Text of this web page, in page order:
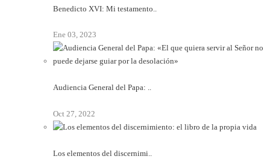
Benedicto XVI: Mi testamento..
Ene 03, 2023
Audiencia General del Papa: ..
Oct 27, 2022
Los elementos del discernimi..